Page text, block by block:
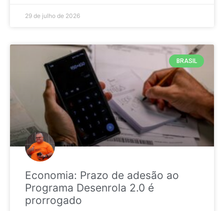
29 de julho de 2026
BRASIL
Economia: Prazo de adesão ao
Programa Desenrola 2.0 é
prorrogado